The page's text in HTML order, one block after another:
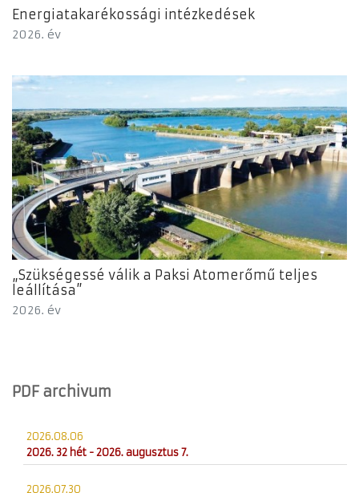
Energiatakarékossági intézkedések
2026. év
„Szükségessé válik a Paksi Atomerőmű teljes
leállítása”
2026. év
PDF archivum
2026.08.06
2026. 32 hét - 2026. augusztus 7.
2026.07.30